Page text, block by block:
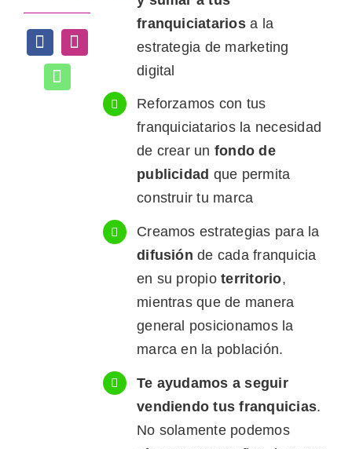
franquiciatariosa la
estrategia de marketing
digital
Reforzamos con tus
franquiciatarios la necesidad
de crear un fondo de
publicidad que permita
construir tu marca
Creamos estrategias para la
difusión de cada franquicia
en su propioterritorio,
mientras que de manera
general posicionamos la
marca en la población.
Te ayudamos a seguir
vendiendo tus franquicias.
No solamente podemos